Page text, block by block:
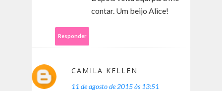
contar. Um beijo Alice!
Responder
CAMILA KELLEN
11 de agosto de 2015 às 13:51